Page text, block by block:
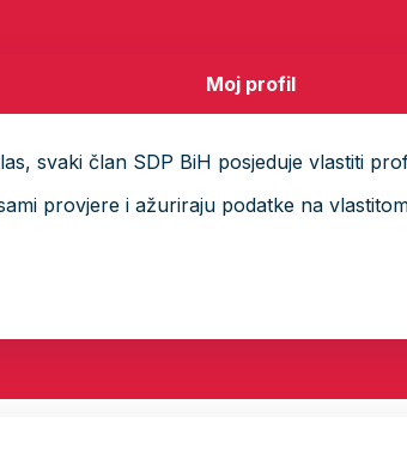
Moj profil
svaki član SDP BiH posjeduje vlastiti
provjere i ažuriraju podatke na